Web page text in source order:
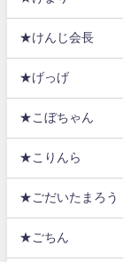
★けんじ会長
★げっげ
★こぼちゃん
★こりんら
★ごだいたまろう
★ごちん